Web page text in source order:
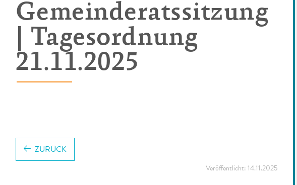
Gemeinderatssitzung
| Tagesordnung
21.11.2025
Veröffentlicht: 14.11.2025
ZURÜCK